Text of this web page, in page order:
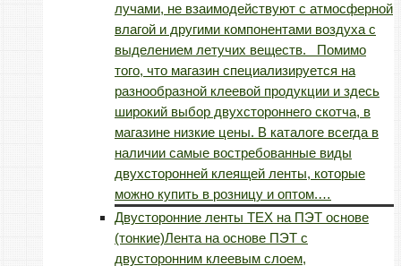
лучами, не взаимодействуют с атмосферной
влагой и другими компонентами воздуха с
выделением летучих веществ. Помимо
того, что магазин специализируется на
разнообразной клеевой продукции и здесь
широкий выбор двухстороннего скотча, в
магазине низкие цены. В каталоге всегда в
наличии самые востребованные виды
двухсторонней клеящей ленты, которые
можно купить в розницу и оптом.…
Двусторонние ленты TEX на ПЭТ основе
(тонкие)Лента на основе ПЭТ с
двусторонним клеевым слоем,